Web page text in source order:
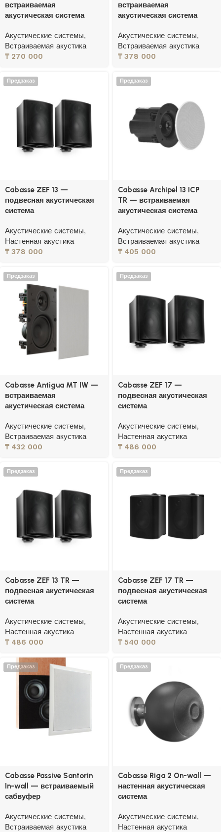
встраиваемая
акустическая система
Акустические системы,
Встраиваемая акустика
₸270 000
встраиваемая
акустическая система
Акустические системы,
Встраиваемая акустика
₸378 000
Предзаказ
Cabasse ZEF 13 —
подвесная акустическая
система
Акустические системы,
Настенная акустика
₸378 000
Предзаказ
Cabasse Archipel 13 ICP
TR — встраиваемая
акустическая система
Акустические системы,
Встраиваемая акустика
₸405 000
Предзаказ
Cabasse Antigua MT IW —
встраиваемая
акустическая система
Акустические системы,
Встраиваемая акустика
₸432 000
Предзаказ
Cabasse ZEF 17 —
подвесная акустическая
система
Акустические системы,
Настенная акустика
₸486 000
Предзаказ
Cabasse ZEF 13 TR —
подвесная акустическая
система
Акустические системы,
Настенная акустика
₸486 000
Предзаказ
Cabasse ZEF 17 TR —
подвесная акустическая
система
Акустические системы,
Настенная акустика
₸540 000
Предзаказ
Cabasse Passive Santorin
In-wall — встраиваемый
сабвуфер
Акустические системы,
Встраиваемая акустика
Предзаказ
Cabasse Riga 2 On-wall —
настенная акустическая
система
Акустические системы,
Настенная акустика